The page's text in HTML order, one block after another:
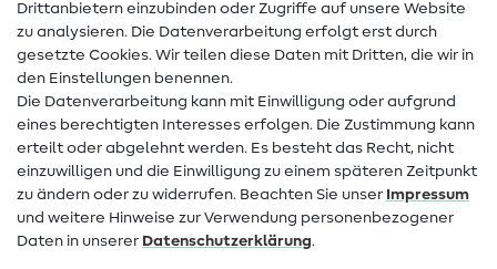
Kontakt
Infos zum Betreiberwechsel
FAQ
Widerrufsrecht
Beliebt
Stoffe
Drittanbietern einzubinden oder Zugriffe auf unsere Website
zu analysieren. Die Datenverarbeitung erfolgt erst durch
gesetzte Cookies. Wir teilen diese Daten mit Dritten, die wir in
den Einstellungen benennen.
Die Datenverarbeitung kann mit Einwilligung oder aufgrund
eines berechtigten Interesses erfolgen. Die Zustimmung kann
erteilt oder abgelehnt werden. Es besteht das Recht, nicht
einzuwilligen und die Einwilligung zu einem späteren Zeitpunkt
zu ändern oder zu widerrufen. Beachten Sie unser Impressum
und weitere Hinweise zur Verwendung personenbezogener
Daten in unserer Daten­schutz­erklärung.